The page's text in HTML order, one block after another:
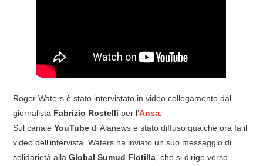
CONTATTI
RELICS – SFALCI E RAMAGLIE
Roger Waters è stato intervistato in video collegamento dal
giornalista Fabrizio Rostelli per l’Ansa
Sul canaleYouTube di Alanews è stato diffuso qualche ora fa il
video dell’intervista. Waters ha inviato un suo messaggio di
solidarietà allaGlobal Sumud Flotilla , che si dirige verso